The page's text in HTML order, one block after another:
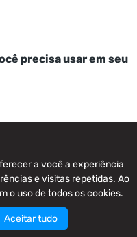
precisa usar em seu
vendas
a você a experiência
e visitas repetidas. Ao
o uso de todos os cookies.
Aceitar tudo